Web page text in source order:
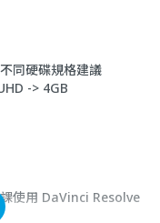
同硬碟規格建議
-> 4GB
使用 DaVinci Resolve